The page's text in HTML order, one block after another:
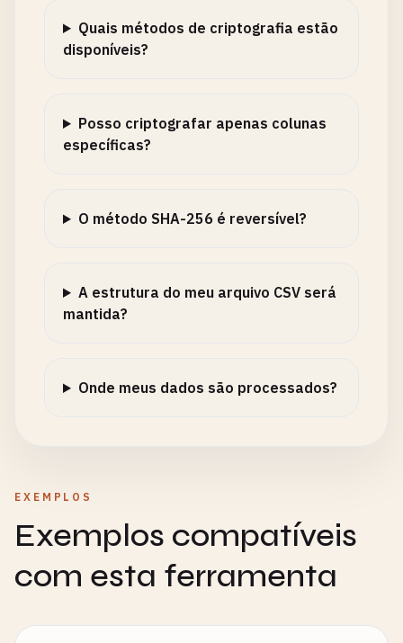
Quais métodos de criptografia estão
disponíveis?
Posso criptografar apenas colunas
específicas?
O método SHA-256 é reversível?
A estrutura do meu arquivo CSV será
mantida?
Onde meus dados são processados?
EXEMPLOS
Exemplos compatíveis
com esta ferramenta